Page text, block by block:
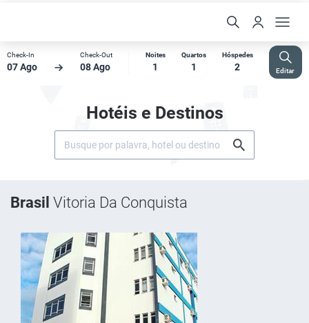
Check-In
07 Ago
Check-Out
08 Ago
Noites
1
Quartos
1
Hóspedes
2 Editar
Hotéis e Destinos
Brasil Vitoria Da Conquista